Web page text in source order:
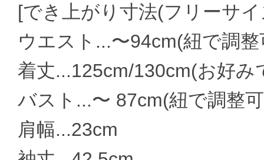
[でき上がり寸法(フリーサ
ウエスト...〜94cm(紐で調整
着丈...125cm/130cm(お好み
バスト...〜 87cm(紐で調整
肩幅...23cm